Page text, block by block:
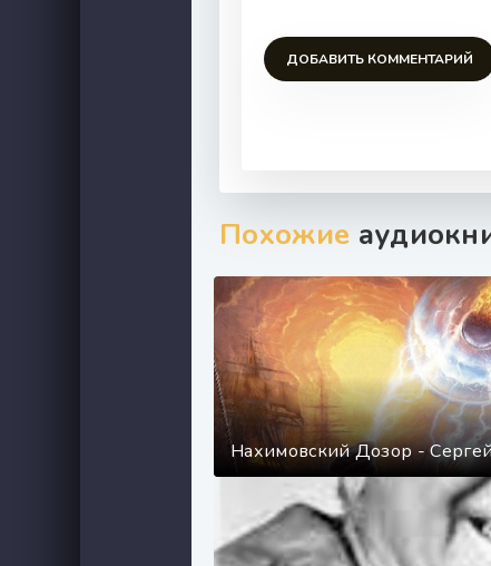
ДОБАВИТЬ КОММЕНТАРИЙ
Похожие
Нахимовский Дозор -